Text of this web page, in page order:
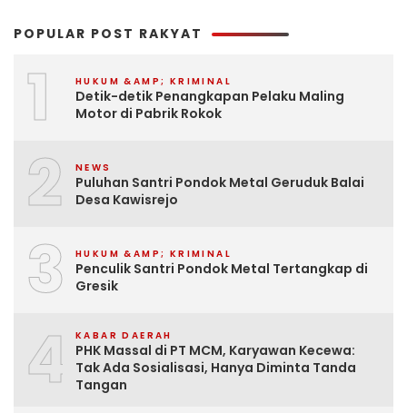
POPULAR POST RAKYAT
1 HUKUM &AMP; KRIMINAL
Detik-detik Penangkapan Pelaku Maling
Motor di Pabrik Rokok
2 NEWS
Puluhan Santri Pondok Metal Geruduk Balai
Desa Kawisrejo
3 HUKUM &AMP; KRIMINAL
Penculik Santri Pondok Metal Tertangkap di
Gresik
4 KABAR DAERAH
PHK Massal di PT MCM, Karyawan Kecewa:
Tak Ada Sosialisasi, Hanya Diminta Tanda
Tangan